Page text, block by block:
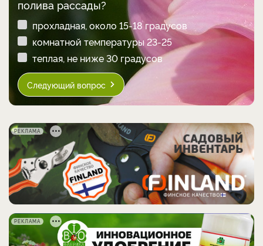
полива рассады?
прохладная, около 15-18 градусов
комнатной температуры 23-25
теплая, не ниже 30 градусов
Следующий вопрос
РЕКЛАМА
РЕКЛАМА